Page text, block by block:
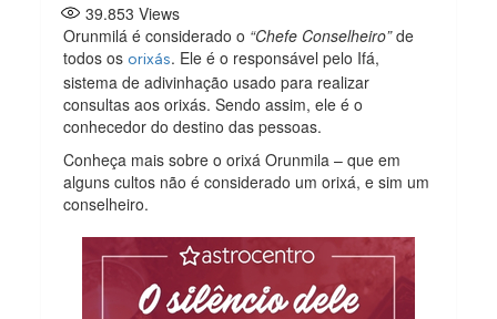
39.853 Views
Orunmilá é considerado o “Chefe Conselheiro”de
todos osorixás. Ele é o responsável pelo Ifá,
sistema de adivinhação usado para realizar
consultas aos orixás. Sendo assim, ele é o
conhecedor do destino das pessoas.
Conheça mais sobre o orixá Orunmila – que em
alguns cultos não é considerado um orixá, e sim um
conselheiro.